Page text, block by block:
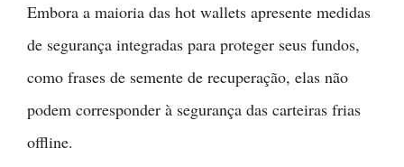
Embora a maioria das hot wallets apresente medidas
de segurança integradas para proteger seus fundos,
como frases de semente de recuperação, elas não
podem corresponder à segurança das carteiras frias
offline.